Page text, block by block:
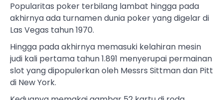
Popularitas poker terbilang lambat hingga pada
akhirnya ada turnamen dunia poker yang digelar di
Las Vegas tahun 1970.
Hingga pada akhirnya memasuki kelahiran mesin
judi kali pertama tahun 1.891 menyerupai permainan
slot yang dipopulerkan oleh Messrs Sittman dan Pitt
di New York.